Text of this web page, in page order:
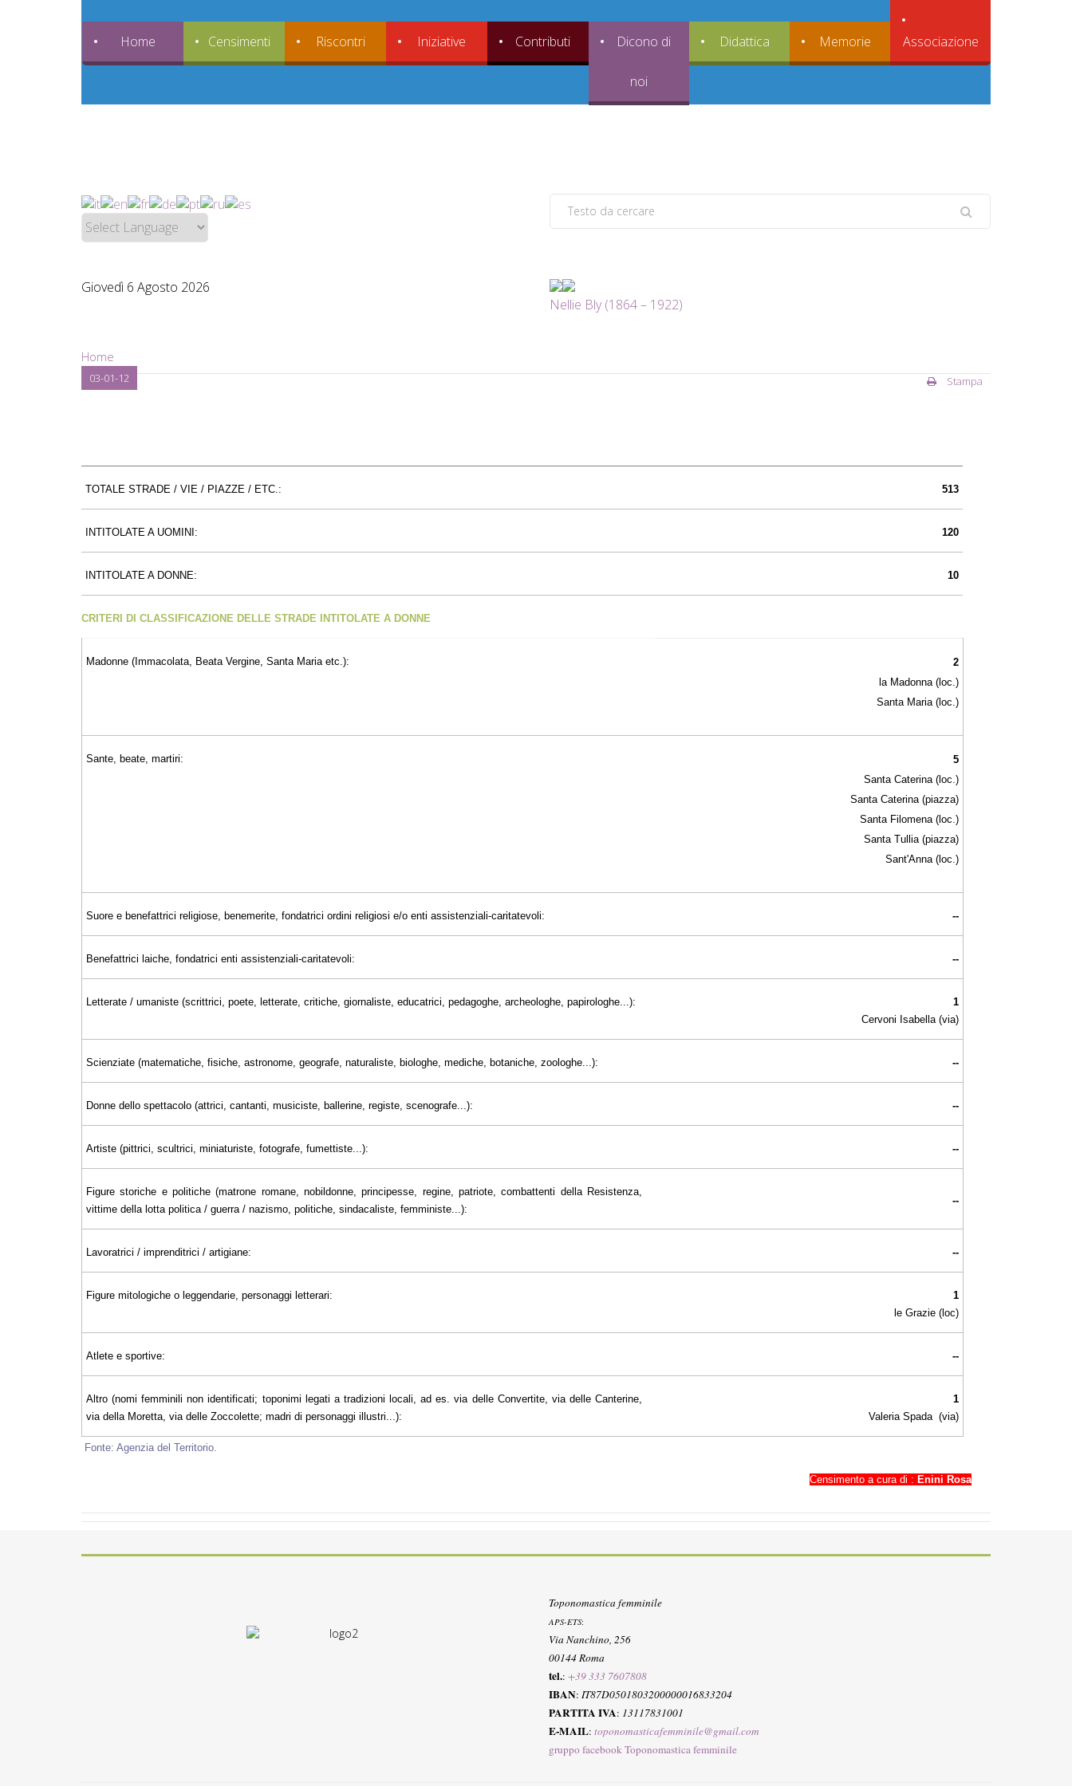
Home Censimenti Riscontri Iniziative Contributi Dicono di
noi
Didattica Memorie Associazione
Giovedì 6 Agosto 2026
Nellie Bly (1864 – 1922)
Home
03-01-12 Stampa
TOTALE STRADE / VIE / PIAZZE / ETC.: 513
INTITOLATE A UOMINI: 120
INTITOLATE A DONNE: 10
CRITERI DI CLASSIFICAZIONE DELLE STRADE INTITOLATE A DONNE
Madonne (Immacolata, Beata Vergine, Santa Maria etc.):
2
la Madonna (loc.)
Santa Maria (loc.)
Sante, beate, martiri:
5
Santa Caterina (loc.)
Santa Caterina (piazza)
Santa Filomena (loc.)
Santa Tullia (piazza)
Sant'Anna (loc.)
Suore e benefattrici religiose, benemerite, fondatrici ordini religiosi e/o enti assistenziali-caritatevoli: --
Benefattrici laiche, fondatrici enti assistenziali-caritatevoli: --
Letterate / umaniste (scrittrici, poete, letterate, critiche, giornaliste, educatrici, pedagoghe, archeologhe, papirologhe...):
1
Cervoni Isabella (via)
Scienziate (matematiche, fisiche, astronome, geografe, naturaliste, biologhe, mediche, botaniche, zoologhe...): --
Donne dello spettacolo (attrici, cantanti, musiciste, ballerine, registe, scenografe...): --
Artiste (pittrici, scultrici, miniaturiste, fotografe, fumettiste...): --
Figure storiche e politiche (matrone romane, nobildonne, principesse, regine, patriote, combattenti della Resistenza,
vittime della lotta politica / guerra / nazismo, politiche, sindacaliste, femministe...):
--
Lavoratrici / imprenditrici / artigiane: --
Figure mitologiche o leggendarie, personaggi letterari:
1
le Grazie (loc)
Atlete e sportive: --
Altro (nomi femminili non identificati; toponimi legati a tradizioni locali, ad es. via delle Convertite, via delle Canterine,
via della Moretta, via delle Zoccolette; madri di personaggi illustri...):
1
Valeria Spada (via)
Fonte: Agenzia del Territorio.
Censimento a cura di : Enini Rosa
Toponomastica femminile
APS-ETS:
Via Nanchino, 256
00144 Roma
tel.: +39 333 7607808
IBAN: IT87D0501803200000016833204
PARTITA IVA: 13117831001
E-MAIL: toponomasticafemminile@gmail.com
gruppo facebook Toponomastica femminile